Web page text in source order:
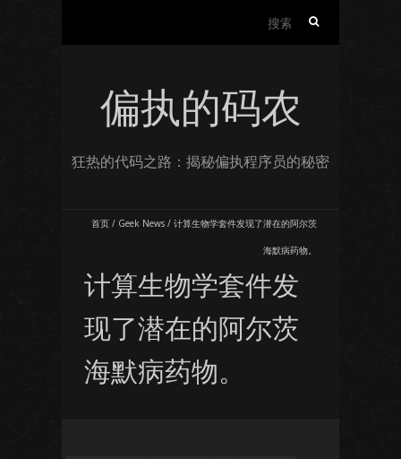
偏执的码农
狂热的代码之路：揭秘偏执程序员的秘密
首页 / Geek News / 计算生物学套件发现了潜在的阿尔茨
海默病药物。
计算生物学套件发
现了潜在的阿尔茨
海默病药物。